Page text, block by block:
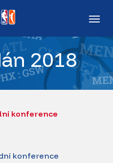
2018
konference
konference